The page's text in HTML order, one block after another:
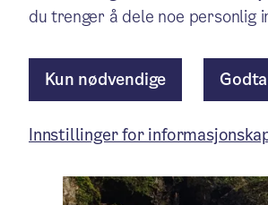
Saker i byrådet / Publisert:
Av Byrådslederens kontor
du trenger å dele noe personlig
Kun nødvendige
Innstillinger for